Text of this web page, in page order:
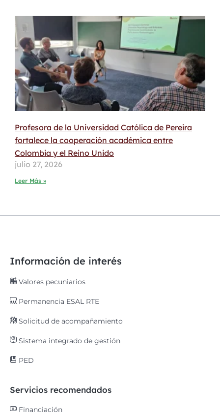
Profesora de la Universidad Católica de Pereira
fortalece la cooperación académica entre
Colombia y el Reino Unido
julio 27, 2026
Leer Más »
Información de interés
Valores pecuniarios
Permanencia ESAL RTE
Solicitud de acompañamiento
Sistema integrado de gestión
PED
Servicios recomendados
Financiación